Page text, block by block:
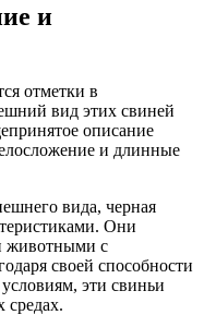
и
отметки в
вид этих свиней
описание
и длинные
вида, черная
Они
животными с
своей способности
эти свиньи